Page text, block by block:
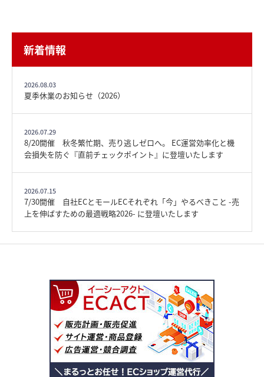
新着情報
2026.08.03
夏季休業のお知らせ（2026）
2026.07.29
8/20開催 秋冬繁忙期、売り逃しゼロへ。 EC運営効率化と機
会損失を防ぐ『直前チェックポイント』に登壇いたします
2026.07.15
7/30開催 自社ECとモールECそれぞれ「今」やるべきこと -売
上を伸ばすための最適戦略2026- に登壇いたします